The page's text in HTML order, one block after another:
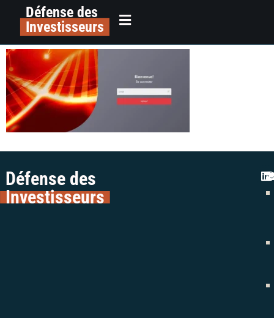
principalDéfense des
Investisseurs
alerte arnaque livret quantessence
gestion colman avocats
Défense des
Investisseurs